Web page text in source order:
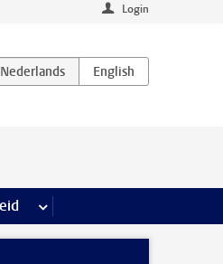
Login
& Marketing pagina’s
meer Veiligheid pagina’s